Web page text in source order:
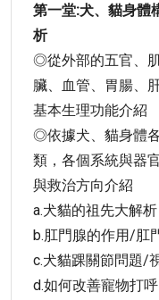
第一堂:犬、貓身體
析
◎從外部的五官、
臟、血管、胃腸、
基本生理功能介紹
◎依據犬、貓身體
類，各個系統與器
與救治方向介紹
a.犬貓的祖先大解析
b.肛門腺的作用/肛
c.犬貓踝關節問題/
d.如何改善寵物打